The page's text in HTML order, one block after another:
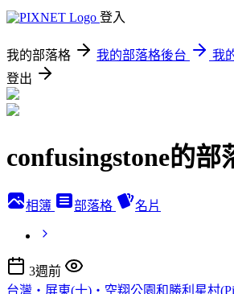
登入
我的部落格 我的部落格後台
我
登出
confusingstone的部
相簿 部落格 名片
3週前
台灣‧屏東(十)‧空翔公園和勝利星村